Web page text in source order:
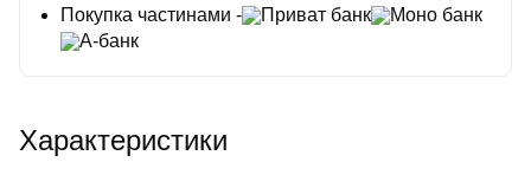
Покупка частинами -
Приват банк
Моно банк
А-банк
Характеристики